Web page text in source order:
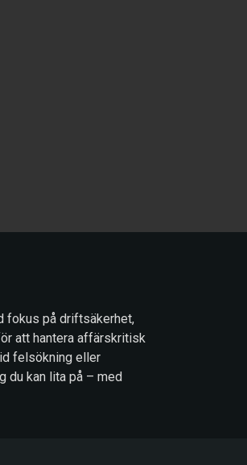
fokus på driftsäkerhet,
att hantera affärskritisk
felsökning eller
du kan lita på – med